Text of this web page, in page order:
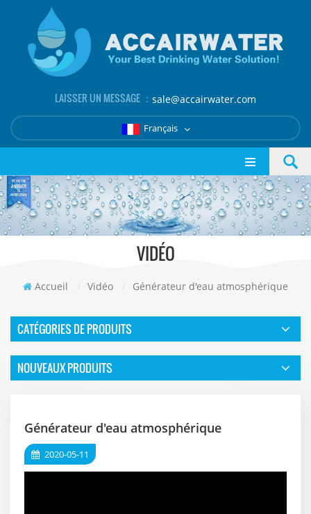
LAISSER UN MESSAGE ： sale@accairwater.com
Français
VIDÉO
Accueil / Vidéo / Générateur d'eau atmosphérique
CATÉGORIES DE PRODUITS
NOUVEAUX PRODUITS
Générateur d'eau atmosphérique
2020-05-11